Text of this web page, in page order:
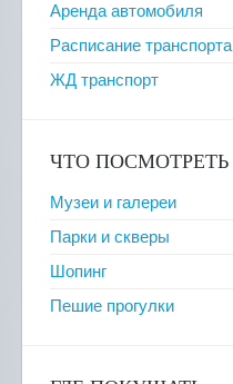
Аренда автомобиля
Расписание транспорта
ЖД транспорт
ЧТО ПОСМОТРЕТЬ
Музеи и галереи
Парки и скверы
Шопинг
Пешие прогулки